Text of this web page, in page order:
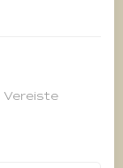
Vereiste